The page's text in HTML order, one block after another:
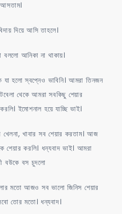
দিয়ে আসি তাহলে।
বললো আনিকা না থাকায়।
হলো স্বপ্নেও ভাবিনি। আমরা তিনজন
থেকে আমরা সবকিছু শেয়ার
ইমোশনাল হয়ে যাচ্ছি ভাই।
খাবার সব শেয়ার করতাম। আজ
শেয়ার করলি। ধন্যবাদ ভাই। আমরা
বউকে বস চুদলো
মতো আজও সব ভালো জিনিস শেয়ার
তোর মতো। ধন্যবাদ।